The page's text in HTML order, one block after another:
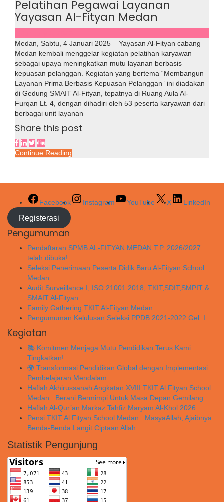
Pelatihan Pegawai Layanan
Yayasan Al-Fityan Medan
Medan, Sabtu, 4 Januari 2025 – Yayasan Al-Fityan cabang
Medan kembali menggelar kegiatan pelatihan karyawan
sebagai upaya meningkatkan mutu layanan berbasis
kepuasan pelanggan. Kegiatan yang bertema “Membangun
Layanan Prima Berbasis Kepuasan Pelanggan” ini diadakan
di Gedung SMAIT Al-Fityan, tepatnya di Ruang Aula Al-
Furqan Lt. 4, dengan dihadiri oleh 53 peserta karyawan dari
berbagai unit layanan
Share this post
Continue Reading
Facebook Instagram YouTube X LinkedIn
Registerasi
Pengumuman
Pendaftaran SPMB AL-FITYAN MEDAN T.P. 2026/2027
telah dibuka!
Seleksi Penerimaan Peserta Didik Baru Al-Fityan School
Medan
Audit Surveillance I; ISO 21001:2018, TKIT,SDIT,SMPIT &
SMAIT Al-Fityan
Family Gathering TKIT Al-Fityan Medan
Pengumuman Kelulusan Seleksi PPDB 2021-2022 Gel. I
Kegiatan
📚 Komitmen Menjaga Mutu Pendidikan Terus Kami
Tingkatkan!
🌍 Transformasi Pendidikan Global dengan Implementasi
Pembelajaran Mendalam
Haflah Akhirussanah Angkatan XVIII TKIT Al Fityan School
Medan : Berani Bermimpi Untuk Masa Depan Gemilang
Haflah Al-Qur’an Markaz Tahfiz Maryam Al-Khol 2026
Pensi TKIT Al Fityan School Medan : MasyaAllah, Ajaibnya
Benda-Benda Langit Ciptaan Allah
Statistik Pengunjung